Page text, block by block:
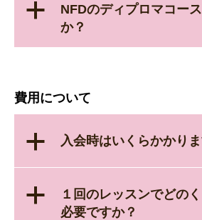
a
NFDのディプロマコー
か？
費用について
a 入会時はいくらかかり
a
１回のレッスンでどの
必要ですか？